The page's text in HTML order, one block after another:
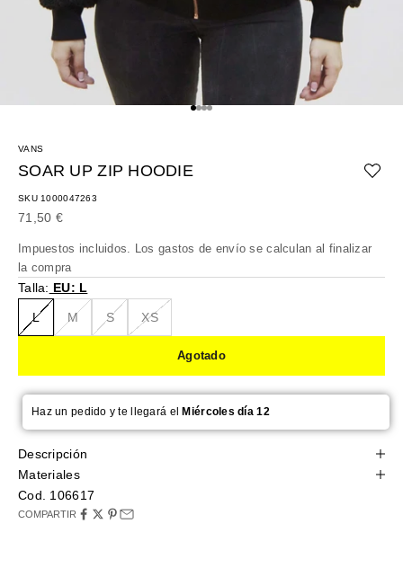
Ir al artículo 1
Ir al artículo 2
Ir al artículo 3
Ir al artículo 4
VANS
SOAR UP ZIP HOODIE
SKU 1000047263
Precio de oferta
71,50 €
Impuestos incluidos. Los gastos de envío se calculan al finalizar
la compra
Talla: EU: L
L M S XS
Agotado
Haz un pedido y te llegará elMiércoles día 12
Descripción
Materiales
Cod. 106617
COMPARTIR